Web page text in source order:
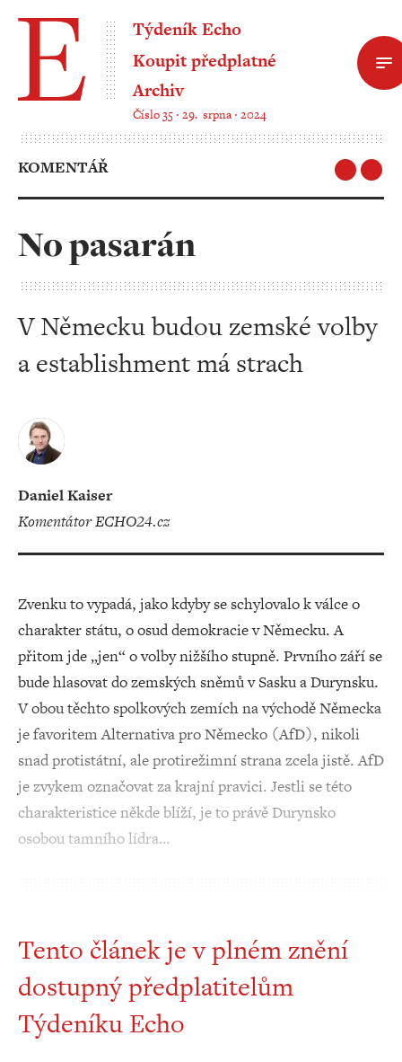
Týdeník Echo
Koupit předplatné
Archiv
Číslo 35 ‧ 29. srpna ‧ 2024
KOMENTÁŘ
No pasarán
V Německu budou zemské volby
a establishment má strach
Daniel Kaiser
komentátor ECHO24.cz
Zvenku to vypadá, jako kdyby se schylovalo k válce o
charakter státu, o osud demokracie v Německu. A
přitom jde „jen“ o volby nižšího stupně. Prvního září se
bude hlasovat do zemských sněmů v Sasku a Durynsku.
V obou těchto spolkových zemích na východě Německa
je favoritem Alternativa pro Německo (AfD), nikoli
snad protistátní, ale protirežimní strana zcela jistě. AfD
je zvykem označovat za krajní pravici. Jestli se této
charakteristice někde blíží, je to právě Durynsko
osobou tamního lídra…
Tento článek je v plném znění
dostupný předplatitelům
Týdeníku Echo